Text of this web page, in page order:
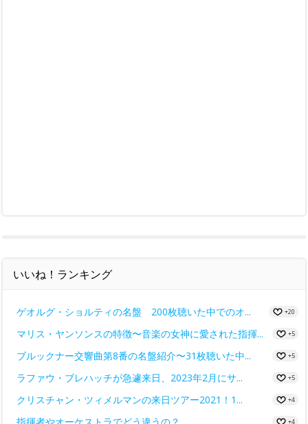
いいね！ランキング
ゲオルグ・ショルティの名盤 200枚聴いた中でのオ... +20
マリス・ヤンソンスの特徴〜音楽の女神に愛された指揮... +5
ブルックナー交響曲第8番の名盤紹介〜31枚聴いた中... +5
ラファウ・ブレハッチが急遽来日、2023年2月にサ... +5
クリスチャン・ツィメルマンの来日ツアー2021！1... +4
+4